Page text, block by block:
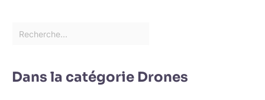
Dans la catégorie Drones